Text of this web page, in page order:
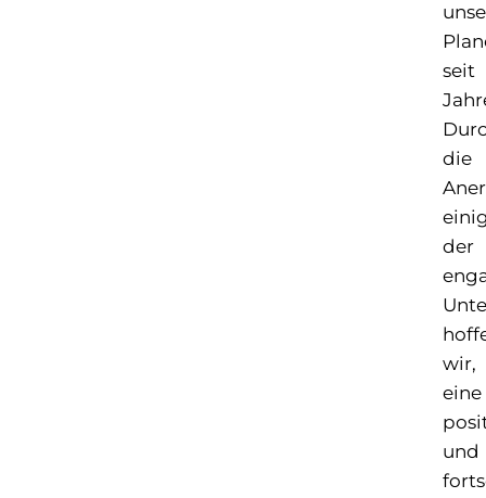
seit
die
der
wir,
eine
und